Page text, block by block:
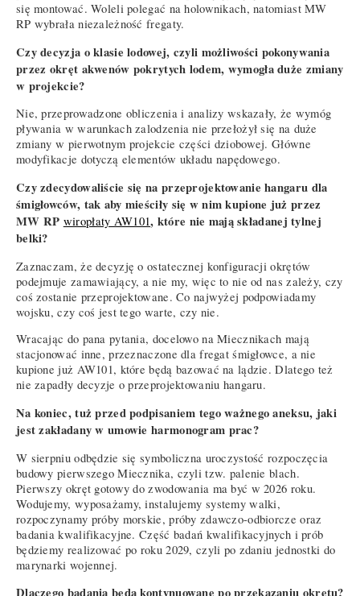
się montować. Woleli polegać na holownikach, natomiast MW
RP wybrała niezależność fregaty.
Czy decyzja o klasie lodowej, czyli możliwości pokonywania
przez okręt akwenów pokrytych lodem, wymogła duże zmiany
w projekcie?
Nie, przeprowadzone obliczenia i analizy wskazały, że wymóg
pływania w warunkach zalodzenia nie przełożył się na duże
zmiany w pierwotnym projekcie części dziobowej. Główne
modyfikacje dotyczą elementów układu napędowego.
Czy zdecydowaliście się na przeprojektowanie hangaru dla
śmigłowców, tak aby mieściły się w nim kupione już przez
MW RP wiropłaty AW101, które nie mają składanej tylnej
belki?
Zaznaczam, że decyzję o ostatecznej konfiguracji okrętów
podejmuje zamawiający, a nie my, więc to nie od nas zależy, czy
coś zostanie przeprojektowane. Co najwyżej podpowiadamy
wojsku, czy coś jest tego warte, czy nie.
Wracając do pana pytania, docelowo na Miecznikach mają
stacjonować inne, przeznaczone dla fregat śmigłowce, a nie
kupione już AW101, które będą bazować na lądzie. Dlatego też
nie zapadły decyzje o przeprojektowaniu hangaru.
Na koniec, tuż przed podpisaniem tego ważnego aneksu, jaki
jest zakładany w umowie harmonogram prac?
W sierpniu odbędzie się symboliczna uroczystość rozpoczęcia
budowy pierwszego Miecznika, czyli tzw. palenie blach.
Pierwszy okręt gotowy do zwodowania ma być w 2026 roku.
Wodujemy, wyposażamy, instalujemy systemy walki,
rozpoczynamy próby morskie, próby zdawczo-odbiorcze oraz
badania kwalifikacyjne. Część badań kwalifikacyjnych i prób
będziemy realizować po roku 2029, czyli po zdaniu jednostki do
marynarki wojennej.
Dlaczego badania będą kontynuowane po przekazaniu okrętu?